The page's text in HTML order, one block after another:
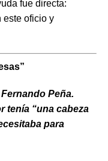
fue directa:
este oficio y
Peña.
tenía “una cabeza
para